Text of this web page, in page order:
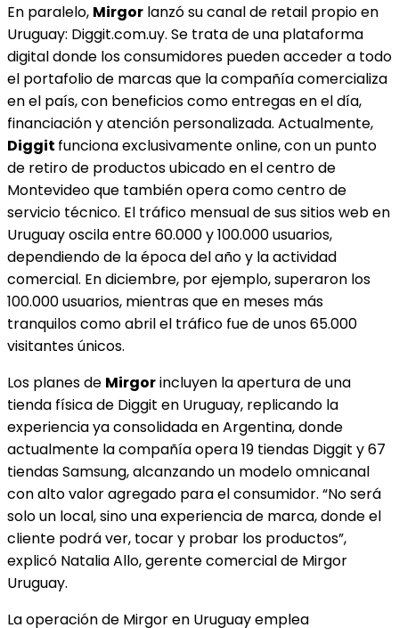
En paralelo, Mirgor lanzó su canal de retail propio en
Uruguay: Diggit.com.uy. Se trata de una plataforma
digital donde los consumidores pueden acceder a todo
el portafolio de marcas que la compañía comercializa
en el país, con beneficios como entregas en el día,
financiación y atención personalizada. Actualmente,
Diggit funciona exclusivamente online, con un punto
de retiro de productos ubicado en el centro de
Montevideo que también opera como centro de
servicio técnico. El tráfico mensual de sus sitios web en
Uruguay oscila entre 60.000 y 100.000 usuarios,
dependiendo de la época del año y la actividad
comercial. En diciembre, por ejemplo, superaron los
100.000 usuarios, mientras que en meses más
tranquilos como abril el tráfico fue de unos 65.000
visitantes únicos.
Los planes de Mirgorincluyen la apertura de una
tienda física de Diggit en Uruguay, replicando la
experiencia ya consolidada en Argentina, donde
actualmente la compañía opera 19 tiendas Diggit y 67
tiendas Samsung, alcanzando un modelo omnicanal
con alto valor agregado para el consumidor. “No será
solo un local, sino una experiencia de marca, donde el
cliente podrá ver, tocar y probar los productos”,
explicó Natalia Allo, gerente comercial de Mirgor
Uruguay.
La operación de Mirgor en Uruguay emplea